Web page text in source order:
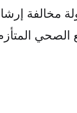
مخالفة
الصحي